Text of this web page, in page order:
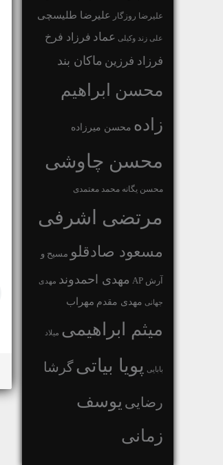
علیرضا روزگار علیرضا طلیسچی
علی زند وکیلی عماد فرزاد فرخ
فرزاد فرزین ماکان بند
محسن ابراهیم
زاده محسن میرزاده
محسن چاوشی
محسن یگانه محمد معتمدی
مرتضی اشرفی
مسعود صادقلو مسیح و
آرش AP مهدی احمدوند مهدی
جهانی مهدی مقدم مهراب
میثم ابراهیمی میلاد
بابایی پویا بیاتیگرشا
رضایی یوسف
زمانی